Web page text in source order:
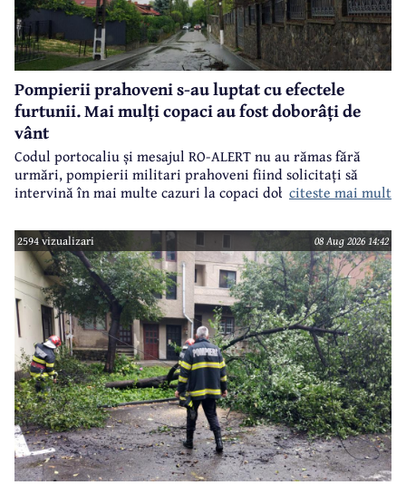
Pompierii prahoveni s-au luptat cu efectele
furtunii. Mai mulți copaci au fost doborâți de
vânt
Codul portocaliu și mesajul RO-ALERT nu au rămas fără
urmări, pompierii militari prahoveni fiind solicitați să
intervină în mai multe cazuri la copaci doborâți în urma
citeste mai mult
2594 vizualizari 08 Aug 2026 14:42